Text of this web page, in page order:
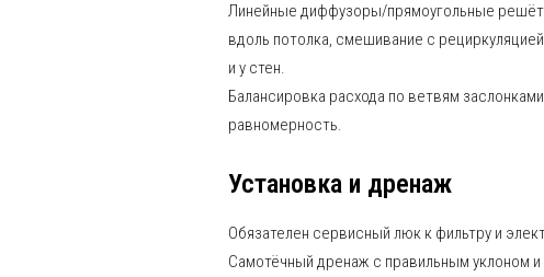
Линейные диффузоры/прямоугольные
вдоль потолка, смешивание с
и у стен.
Балансировка расхода по ветвям
равномерность.
Установка и дренаж
Обязателен сервисный люк к фильтру и
Самотёчный дренаж с правильным уклоном